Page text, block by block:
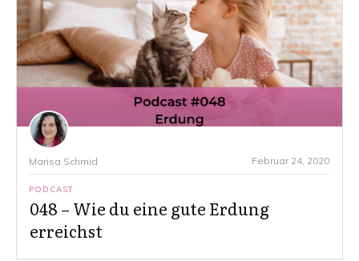
Marisa Schmid Februar 24, 2020
PODCAST
048 – Wie du eine gute Erdung
erreichst